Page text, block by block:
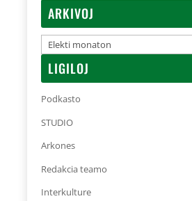
ARKIVOJ
Arkivoj
LIGILOJ
Podkasto
STUDIO
Arkones
Redakcia teamo
Interkulture